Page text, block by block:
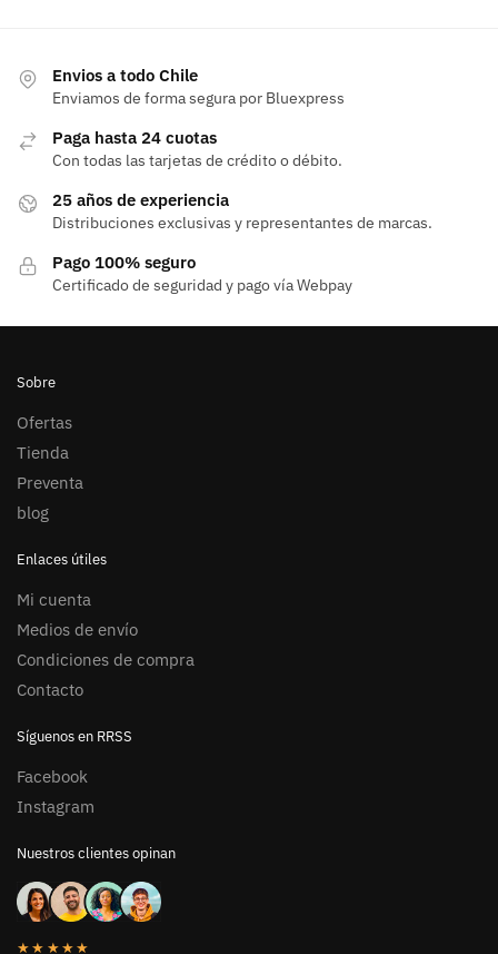
Envios a todo Chile
Enviamos de forma segura por Bluexpress
Paga hasta 24 cuotas
Con todas las tarjetas de crédito o débito.
25 años de experiencia
Distribuciones exclusivas y representantes de marcas.
Pago 100% seguro
Certificado de seguridad y pago vía Webpay
Sobre
Ofertas
Tienda
Preventa
blog
Enlaces útiles
Mi cuenta
Medios de envío
Condiciones de compra
Contacto
Síguenos en RRSS
Facebook
Instagram
Nuestros clientes opinan
★★★★★